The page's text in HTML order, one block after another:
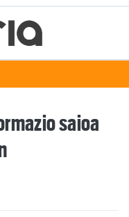
saioa